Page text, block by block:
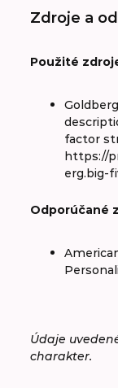
Zdroje a
Použité
factor
https://
erg.big-
Odporúčané
Údaje
charakter.